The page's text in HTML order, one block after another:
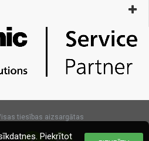
tiesības aizsargātas
Piekrītot